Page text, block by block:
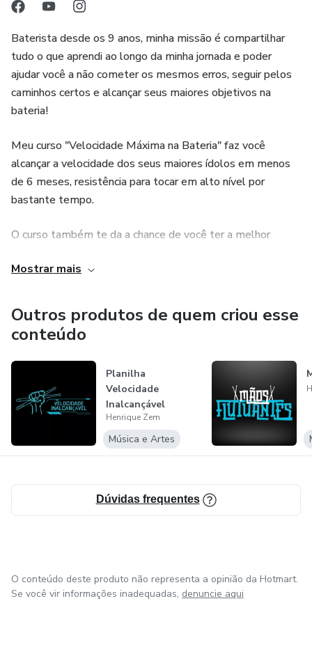
Baterista desde os 9 anos, minha missão é compartilhar
tudo o que aprendi ao longo da minha jornada e poder
ajudar você a não cometer os mesmos erros, seguir pelos
caminhos certos e alcançar seus maiores objetivos na
bateria!
Meu curso "Velocidade Máxima na Bateria" faz você
alcançar a velocidade dos seus maiores ídolos em menos
de 6 meses, resistência para tocar em alto nível por
bastante tempo.
O curso também te da a chance de você ter a melhor
seus dias rendam o máximo possível e, com isso, você
TEMPO!
Mostrar mais
Outros produtos de quem criou esse
conteúdo
Planilha
Velocidade
Inalcançável
Henrique Zem
Música e Artes
Dúvidas frequentes
O conteúdo deste produto não representa a opinião da Hotmart.
Se você vir informações inadequadas, denuncie aqui